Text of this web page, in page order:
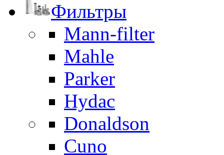
Фильтры
Mann-filter
Mahle
Parker
Hydac
Donaldson
Cuno